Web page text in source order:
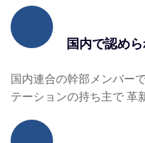
国内で認め
国内連合の幹部メンバー
テーションの持ち主で 革